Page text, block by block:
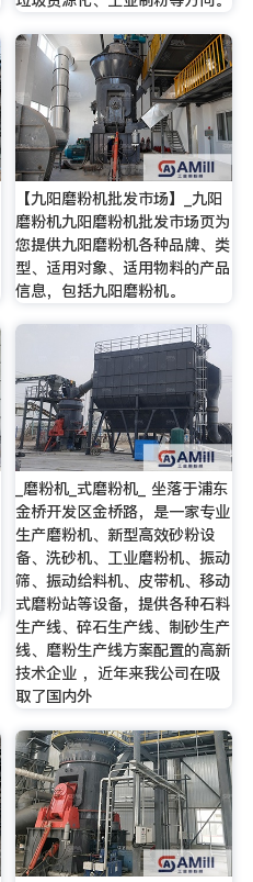
【九阳磨粉机批发市场】_九阳
磨粉机九阳磨粉机批发市场页为
您提供九阳磨粉机各种品牌、类
型、适用对象、适用物料的产品
信息，包括九阳磨粉机。
_磨粉机_式磨粉机_ 坐落于浦东
金桥开发区金桥路，是一家专业
生产磨粉机、新型高效砂粉设
备、洗砂机、工业磨粉机、振动
筛、振动给料机、皮带机、移动
式磨粉站等设备，提供各种石料
生产线、碎石生产线、制砂生产
线、磨粉生产线方案配置的高新
技术企业 ，近年来我公司在吸
取了国内外